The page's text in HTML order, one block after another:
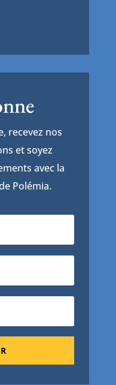
recevez nos
et soyez
avec la
Polémia.